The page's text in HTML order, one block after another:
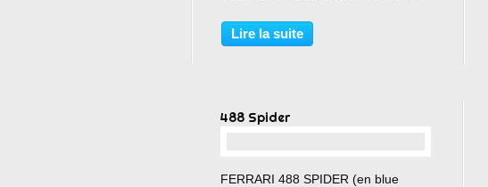
Lire la suite
488 Spider
FERRARI 488 SPIDER (en blue